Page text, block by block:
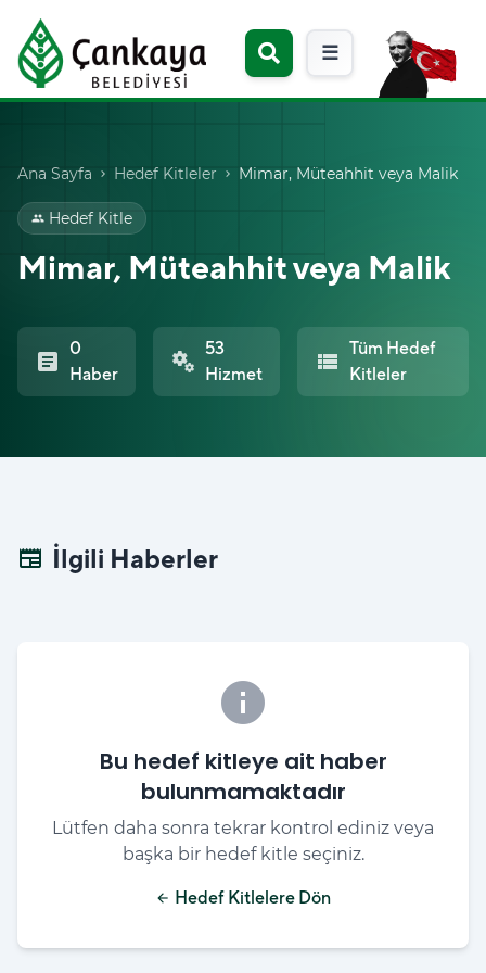
☰
Ana Sayfa chevron_right Hedef Kitleler chevron_right Mimar, Müteahhit veya Malik
group Hedef Kitle
Mimar, Müteahhit veya Malik
article
0
Haber
miscellaneous_services
53
Hizmet
view_list
Tüm Hedef
Kitleler
newspaper İlgili Haberler
info
Bu hedef kitleye ait haber
bulunmamaktadır
Lütfen daha sonra tekrar kontrol ediniz veya
başka bir hedef kitle seçiniz.
arrow_back Hedef Kitlelere Dön